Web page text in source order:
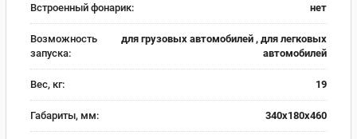
Встроенный фонарик: нет
Возможность
запуска:
для грузовых автомобилей , для легковых
автомобилей
Вес, кг: 19
Габариты, мм: 340х180х460